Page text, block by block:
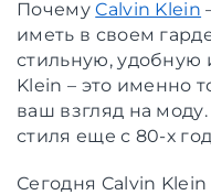
ПочемуCalvin Klein
иметь в своем
стильную, удобную
Klein – это именно
ваш взгляд на
стиля еще с 80-х
Сегодня Calvin